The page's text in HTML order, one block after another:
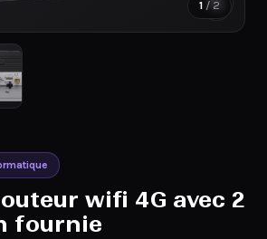
1 / 2
wifi 4G avec 2
fournie